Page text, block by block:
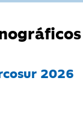
2026